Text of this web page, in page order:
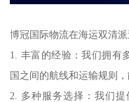
博冠国际物流在海运双清
1. 丰富的经验：我们拥有
国之间的航线和运输规则
2. 多种服务选择：我们